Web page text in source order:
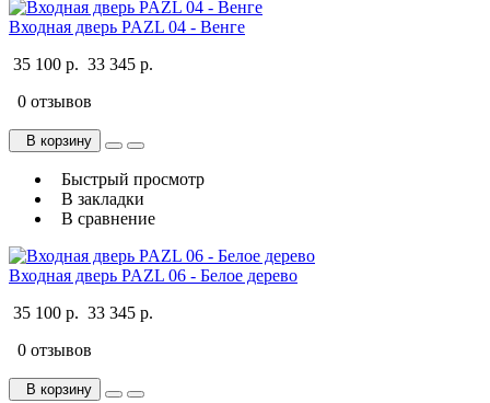
Входная дверь PAZL 04 - Венге
35 100 р. 33 345 р.
0 отзывов
В корзину
Быстрый просмотр
В закладки
В сравнение
Входная дверь PAZL 06 - Белое дерево
35 100 р. 33 345 р.
0 отзывов
В корзину